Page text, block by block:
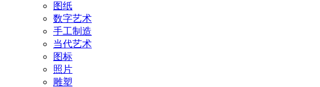
图纸
数字艺术
手工制造
当代艺术
图标
照片
雕塑